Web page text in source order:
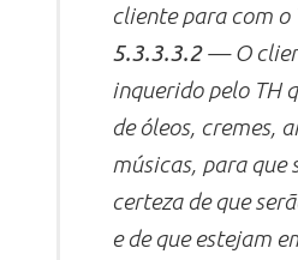
cliente para com o
5.3.3.3.2— O
inquerido pelo TH
de óleos, cremes,
músicas, para que
certeza de que
e de que estejam